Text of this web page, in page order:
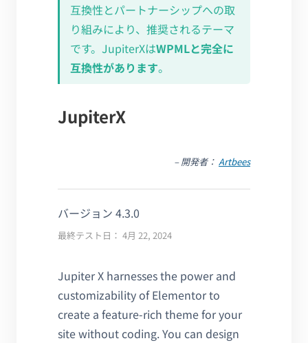
互換性とパートナーシップへの取
り組みにより、推奨されるテーマ
です。JupiterXはWPMLと完全に
互換性があります。
JupiterX
– 開発者： Artbees
バージョン 4.3.0
最終テスト日： 4月 22, 2024
Jupiter X harnesses the power and
customizability of Elementor to
create a feature-rich theme for your
site without coding. You can design